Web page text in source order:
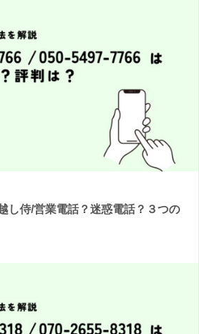
し侍/営業電話？迷惑電話？３つの